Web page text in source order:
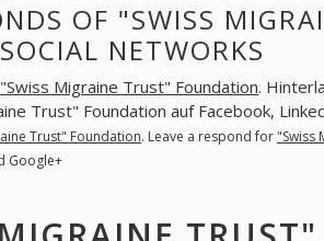
OF "SWISS
NETWORKS
"Swiss Migraine Trust" Foundation.
Trust" Foundation auf Facebook,
Trust" Foundation. Leave a respond for "Swiss
Google+